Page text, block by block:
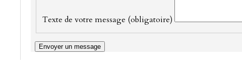
Texte de votre message (obligatoire)